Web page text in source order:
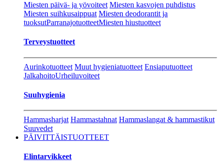
Miesten päivä- ja yövoiteet Miesten kasvojen puhdistus
Miesten suihkusaippuat Miesten deodorantit ja
tuoksutParranajotuotteetMiesten hiustuotteet
Terveystuotteet
Aurinkotuotteet Muut hygieniatuotteet Ensiaputuotteet
JalkahoitoUrheiluvoiteet
Suuhygienia
Hammasharjat Hammastahnat Hammaslangat & hammastikut
Suuvedet
PÄIVITTÄISTUOTTEET
Elintarvikkeet